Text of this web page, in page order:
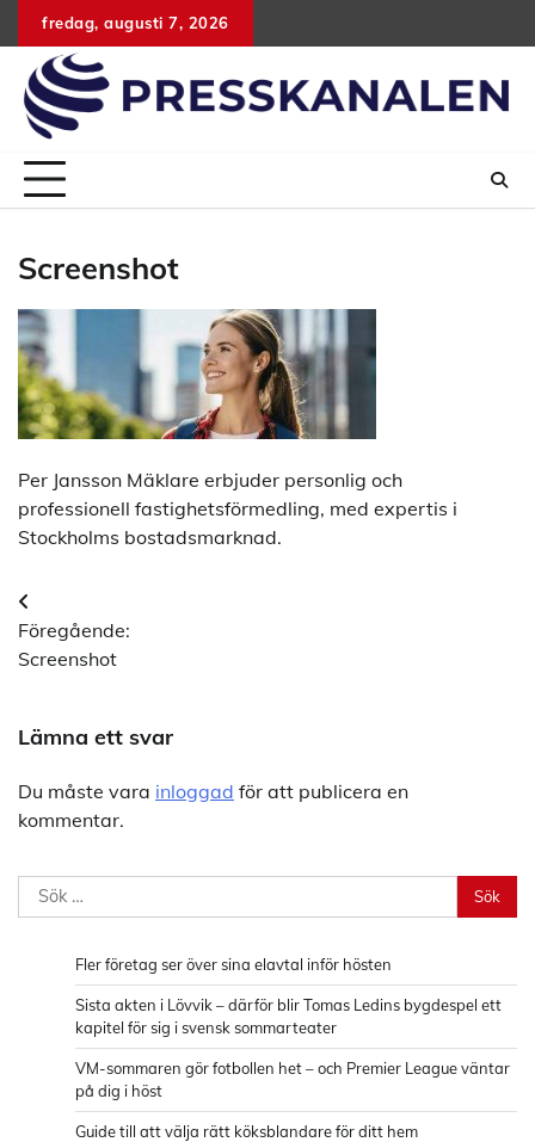
Hoppa
till
innehåll
fredag, augusti 7, 2026
Screenshot
Per Jansson Mäklare erbjuder personlig och
professionell fastighetsförmedling, med expertis i
Stockholms bostadsmarknad.
Inläggsnavigering
Föregående:
Screenshot
Lämna ett svar
Du måste vara inloggad för att publicera en
kommentar.
Sök
efter:
Fler företag ser över sina elavtal inför hösten
Sista akten i Lövvik – därför blir Tomas Ledins bygdespel ett
kapitel för sig i svensk sommarteater
VM-sommaren gör fotbollen het – och Premier League väntar
på dig i höst
Guide till att välja rätt köksblandare för ditt hem